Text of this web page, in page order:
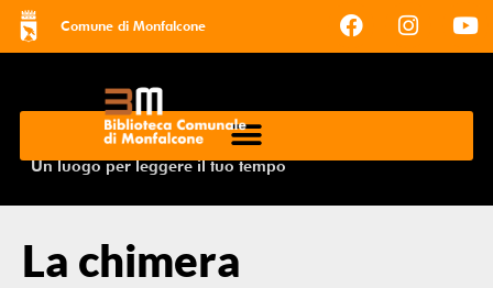
Comune di Monfalcone
Un luogo per leggere il tuo tempo
La chimera